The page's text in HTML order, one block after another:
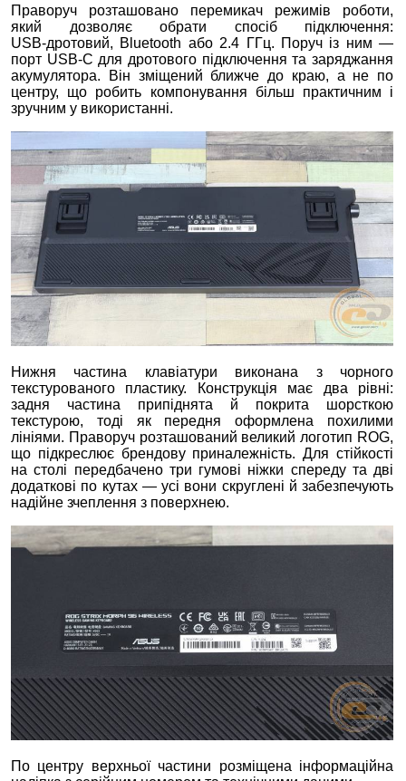
Праворуч розташовано перемикач режимів роботи,
який дозволяє обрати спосіб підключення:
USB‑дротовий, Bluetooth або 2.4 ГГц. Поруч із ним —
порт USB‑C для дротового підключення та заряджання
акумулятора. Він зміщений ближче до краю, а не по
центру, що робить компонування більш практичним і
зручним у використанні.
Нижня частина клавіатури виконана з чорного
текстурованого пластику. Конструкція має два рівні:
задня частина припіднята й покрита шорсткою
текстурою, тоді як передня оформлена похилими
лініями. Праворуч розташований великий логотип ROG,
що підкреслює брендову приналежність. Для стійкості
на столі передбачено три гумові ніжки спереду та дві
додаткові по кутах — усі вони скруглені й забезпечують
надійне зчеплення з поверхнею.
По центру верхньої частини розміщена інформаційна